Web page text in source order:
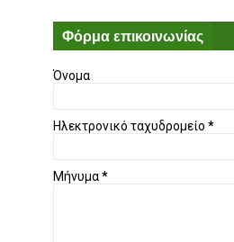
Φόρμα επικοινωνίας
Όνομα
Ηλεκτρονικό ταχυδρομείο *
Μήνυμα*